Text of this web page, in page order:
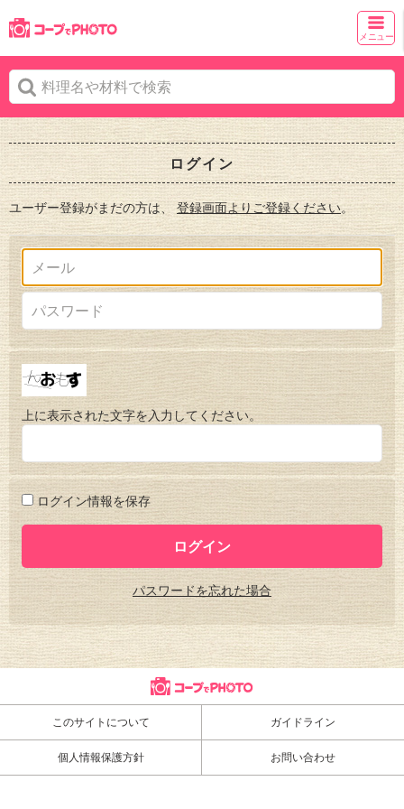
メニュー
ログイン
ユーザー登録がまだの方は、 登録画面よりご登録ください。
上に表示された文字を入力してください。
ログイン情報を保存
パスワードを忘れた場合
このサイトについて ガイドライン
個人情報保護方針 お問い合わせ